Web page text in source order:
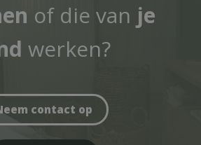
of die van je
werken?
contact op